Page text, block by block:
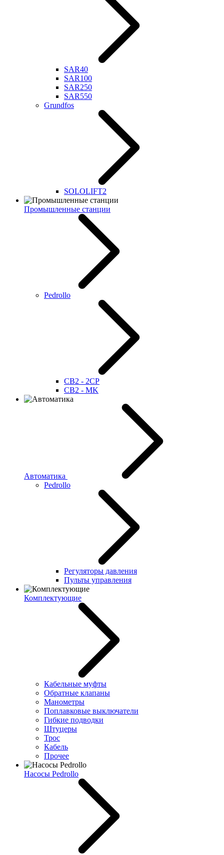
SAR40
SAR100
SAR250
SAR550
Grundfos
SOLOLIFT2
Промышленные станции
Pedrollo
CB2 - 2CP
CB2 - MK
Автоматика
Pedrollo
Регуляторы давления
Пульты управления
Комплектующие
Кабельные муфты
Обратные клапаны
Манометры
Поплавковые выключатели
Гибкие подводки
Штуцеры
Трос
Кабель
Прочее
Насосы Pedrollo